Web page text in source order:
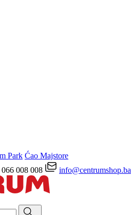
Park Ćao Majstore
066 008 008 info@centrumshop.ba